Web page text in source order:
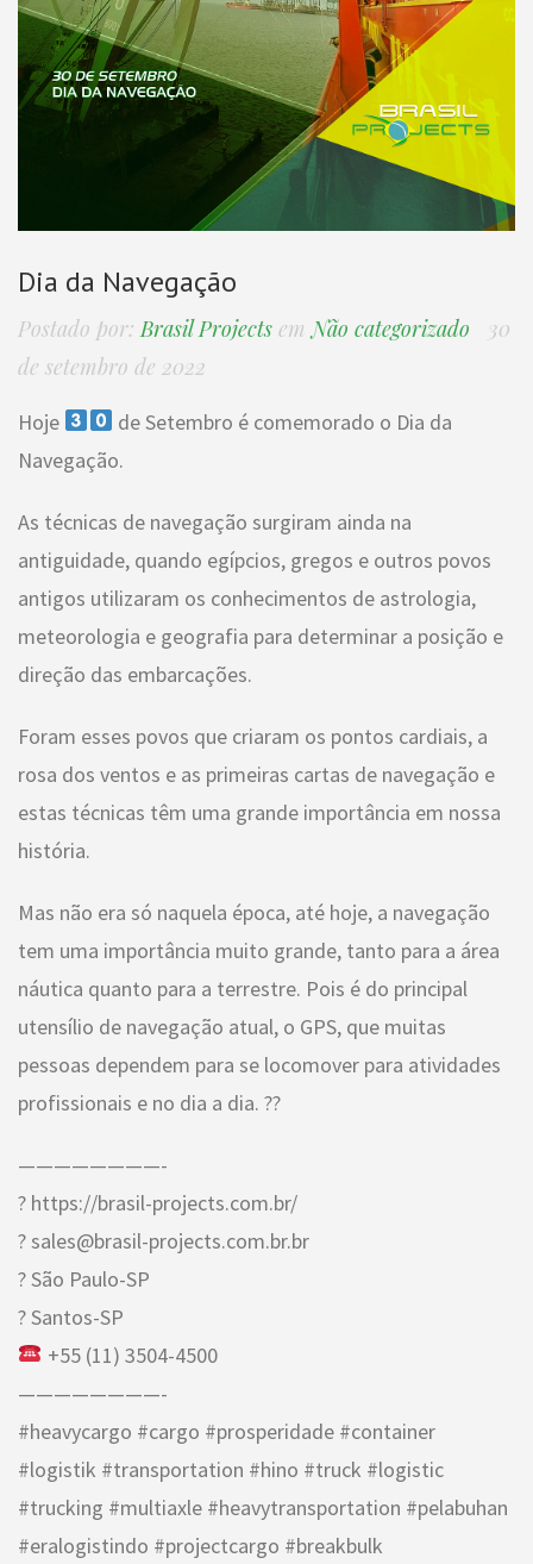
Dia da Navegação
Postado por: Brasil Projects em Não categorizado
30
de setembro de 2022
Hoje
de Setembro é comemorado o Dia da
Navegação.
As técnicas de navegação surgiram ainda na
antiguidade, quando egípcios, gregos e outros povos
antigos utilizaram os conhecimentos de astrologia,
meteorologia e geografia para determinar a posição e
direção das embarcações.
Foram esses povos que criaram os pontos cardiais, a
rosa dos ventos e as primeiras cartas de navegação e
estas técnicas têm uma grande importância em nossa
história.
Mas não era só naquela época, até hoje, a navegação
tem uma importância muito grande, tanto para a área
náutica quanto para a terrestre. Pois é do principal
utensílio de navegação atual, o GPS, que muitas
pessoas dependem para se locomover para atividades
profissionais e no dia a dia. ??
————————-
? https://brasil-projects.com.br/
? sales@brasil-projects.com.br.br
? São Paulo-SP
? Santos-SP
+55 (11) 3504-4500
————————-
#heavycargo #cargo #prosperidade #container
#logistik #transportation #hino #truck #logistic
#trucking #multiaxle #heavytransportation #pelabuhan
#eralogistindo #projectcargo #breakbulk